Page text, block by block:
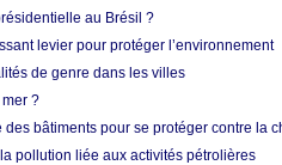
au Brésil ?
levier pour protéger l’environnement
de genre dans les villes
?
bâtiments pour se protéger contre la
pollution liée aux activités pétrolières